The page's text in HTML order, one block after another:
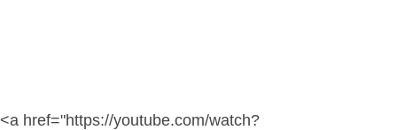
<a href="https://youtube.com/watch?